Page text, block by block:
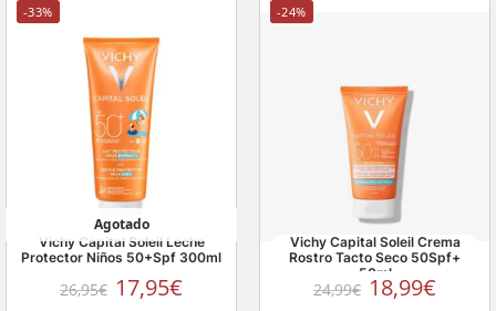
-33%
Agotado
Vichy Capital Soleil Leche
Protector Niños 50+Spf 300ml
26,95€ 17,95€
-24%
Vichy Capital Soleil Crema
Rostro Tacto Seco 50Spf+
50ml
24,99€ 18,99€